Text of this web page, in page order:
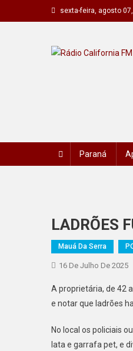
to
sexta-feira, agosto
Paraná
LADRÕES
Mauá Da Serra
16 De Julho De 2025
A proprietária, de 42
e notar que ladrões
No local os policiais
lata e garrafa pet, e